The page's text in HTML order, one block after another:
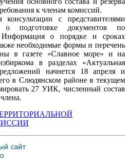
к членам комиссий.
с представителями
о подготовке документов по
о порядке и сроках
необходимые формы и перечень
в газете «Славное море» и на
в разделах «Актуальная
начнется 18 апреля и
в Слюдянском районе в текущем
27 УИК, численный состав